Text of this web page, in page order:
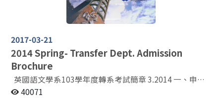
（或全班排名前百分之二十）。 2、二年級（含）以上學
生申請者，請符合下列規定： A. 前各學期大學英文
（或全班排名前百分之二十）。 二、轉系考試：一般英語
文能力測驗，分筆試（含作文一篇）及口試二項。 1、
筆試：佔總成績百分之八十。 2、口試：A、通過筆試之
後才能參加口試（若報名人數低於10名，則皆可參加口
試）。 B、英語口試佔總成績百分之二十。 三、
2017-03-21
2014Spring- Transfer Dept. Admission
Brochure
英國語文學系103學年度轉系考試簡章 3.2014 一、申請
登記資格： 1、一年級學生申請者，請符合下列規定： A.
40071